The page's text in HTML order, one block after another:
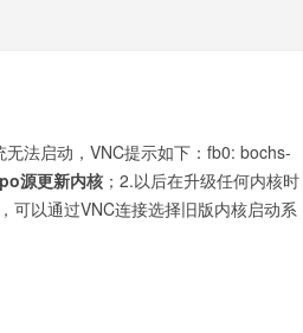
法启动，VNC提示如下：fb0: bochs-
源更新内核 ；2.以后在升级任何内核时
可以通过VNC连接选择旧版内核启动系